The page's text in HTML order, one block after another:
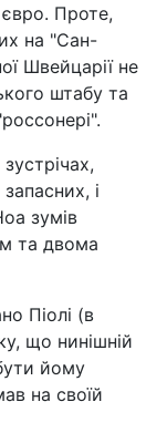
Проте,
на "Сан-
Швейцарії не
штабу та
і
зумів
та двома
Піолі (в
що нинішній
йому
на своїй